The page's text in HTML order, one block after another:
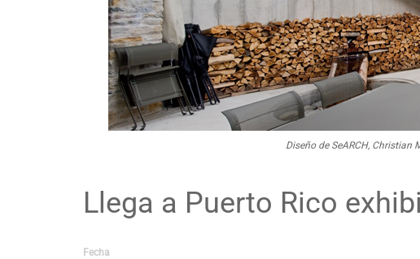
Diseño de SeARCH,
Llega a Puerto Rico
Fecha